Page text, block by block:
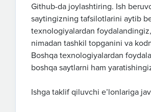
Github-da joylashtiring. Ish
saytingizning tafsilotlarini aytib
texnologiyalardan
nimadan tashkil topganini va
Boshqa texnologiyalardan
boshqa saytlarni ham
Ishga taklif qiluvchi eʼlonlariga